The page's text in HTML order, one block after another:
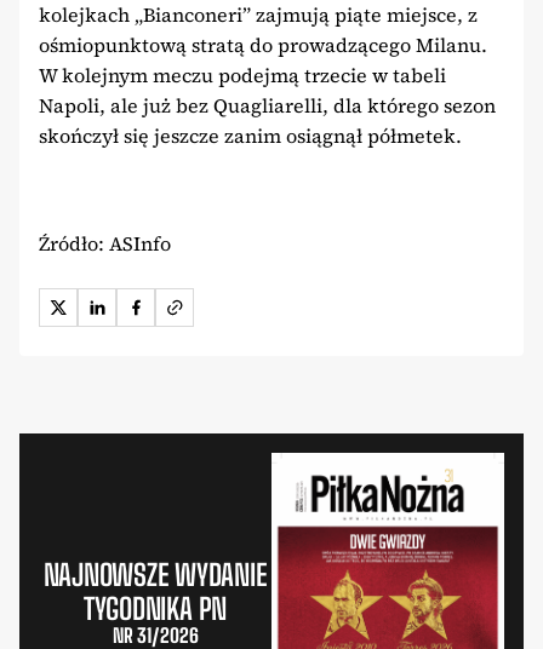
kolejkach „Bianconeri” zajmują piąte miejsce, z
ośmiopunktową stratą do prowadzącego Milanu.
W kolejnym meczu podejmą trzecie w tabeli
Napoli, ale już bez Quagliarelli, dla którego sezon
skończył się jeszcze zanim osiągnął półmetek.
Źródło: ASInfo
NAJNOWSZE WYDANIE
TYGODNIKA PN
NR 31/2026